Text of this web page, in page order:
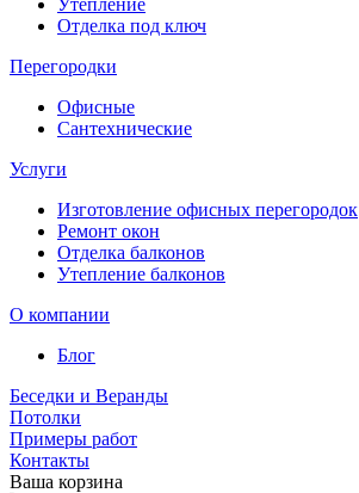
Утепление
Отделка под ключ
Перегородки
Офисные
Сантехнические
Услуги
Изготовление офисных перегородок
Ремонт окон
Отделка балконов
Утепление балконов
О компании
Блог
Беседки и Веранды
Потолки
Примеры работ
Контакты
Ваша корзина